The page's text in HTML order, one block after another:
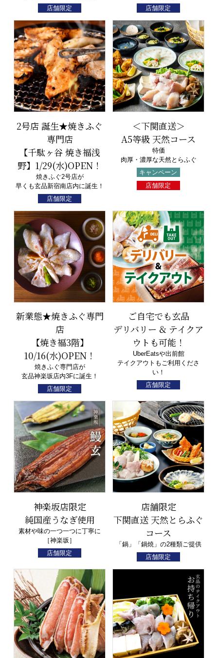
店舗限定
店舗限定
2号店 誕生★焼きふぐ
専門店
【千駄ヶ谷 焼き福浅
野】1/29(水)OPEN！
焼きふぐ2号店が
早くも玄品新宿南店内に誕生！
店舗限定
＜下関直送＞
A5等級 天然コース
特価
肉厚・濃厚な天然とらふぐ
キャンペーン
店舗限定
新業態★焼きふぐ専門
店
【焼き福3階】
10/16(水)OPEN！
焼きふぐ専門店が
玄品神楽坂店内3Fに誕生！
店舗限定
ご自宅でも玄品
デリバリー & テイクア
ウトも可能！
UberEatsや出前館
テイクアウトもご利用くださ
い！
店舗限定
神楽坂店限定
純国産うなぎ使用
素材や味の一つ一つに丁寧に
［神楽坂］
店舗限定
店舗限定
下関直送 天然とらふぐ
コース
「鍋」「鍋焼」の2種類ご提供
店舗限定